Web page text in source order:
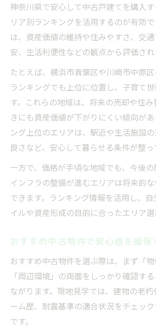
神奈川県で安心して中古戸建てを購入
リア別ランキングを活用するのが有効
は、資産価値の維持や住みやすさ、交
安、生活利便性などの観点から評価され
たとえば、横浜市青葉区や川崎市中原
ランキングでも上位に位置し、子育て
す。これらの地域は、将来の売却や住
きにも資産価値が下がりにくい傾向が
ング上位のエリアは、駅近や生活施設
良さなど、安心して暮らせる条件が整っ
一方で、価格が手頃な地域でも、今後
インフラの整備が進むエリアは将来的
できます。ランキング情報を活用し、
イルや資産形成の目的に合ったエリア選
おすすめ中古物件で安心感を確保
おすすめ中古物件を選ぶ際は、まず「
「周辺環境」の両面をしっかり確認す
ながります。現地見学では、建物の老
ーム歴、耐震基準の適合状況をチェッ
です。